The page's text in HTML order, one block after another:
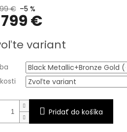
€ –5 %
€
variant
Pridať do košíka